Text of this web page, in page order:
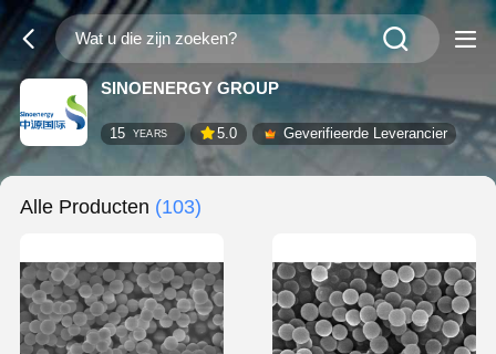
SINOENERGY GROUP
15 YEARS 5.0 Geverifieerde Leverancier
Alle Producten (103)